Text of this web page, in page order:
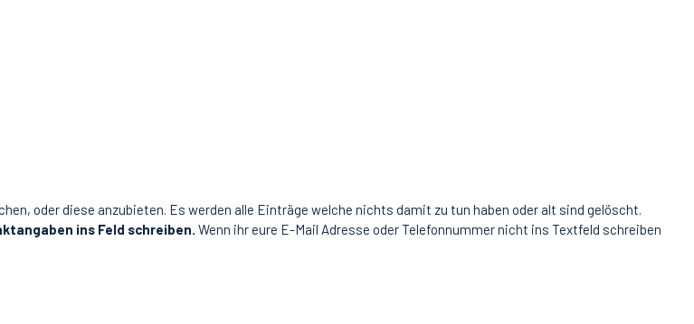
oder diese anzubieten. Es werden alle Einträge welche nichts damit zu tun haben oder alt sind gelöscht.
ins Feld schreiben. Wenn ihr eure E-Mail Adresse oder Telefonnummer nicht ins Textfeld schreiben